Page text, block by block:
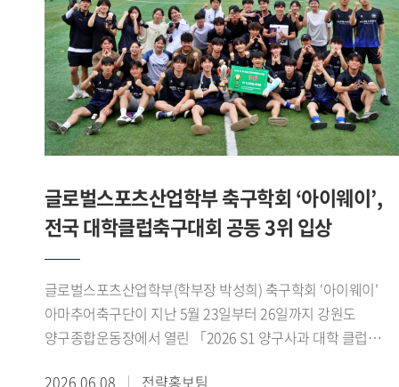
위해 마련됐다. 참가팀들은 스포츠 산업과 AI 바이오헬스
기술을 접목한 다양한 아이디어를 영상 발표 형식으로
제출했으며, 심사는 창의성, 기술 융합성, 산업 적용 가능성,
실현 가능성 등을 중심으로 진행됐다.'AI 동적 운동 처방 플랫폼
팀은 발표 세션에서 ▲Pre-Work(운동 전) 단계의 국민체력100
등급 점수와 실시간 심박변이도(HRV) 기반 오늘의 운동 준비
중) 단계의 제조사별(Apple, Samsung, Garmin) 센서 특성을
반영한 실시간 가변 강도 조절 및 위험 감지 트리거 , ▲Post-
Work(운동 후) 단계의 최상 컨디션 상태 복구를 위한 목표
지향적 역산형 회복 시뮬레이터 발표를 진행하였다.
발표자들은 공공 데이터와 하이엔드 웨어러블 API를 아우르는
구체적인 데이터 매핑 기술과 아키텍처 구축 방안을 제시했다.
심사위원단은 복잡한 생체 데이터를 사용자가 쉽게 이해할 수
글로벌스포츠산업학부 축구학회 ‘아이웨이’,
전국 대학클럽축구대회 공동 3위 입상
글로벌스포츠산업학부(학부장 박성희) 축구학회 '아이웨이'
아마추어축구단이 지난 5월 23일부터 26일까지 강원도
양구종합운동장에서 열린 「2026 S1 양구사과 대학 클럽
2026.06.08 전략홍보팀